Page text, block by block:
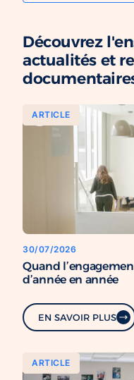
Découvrez
actualités et
ARTICLE
30/07/2026
Quand
d’année en année
EN SAVOIR PLUS
ARTICLE